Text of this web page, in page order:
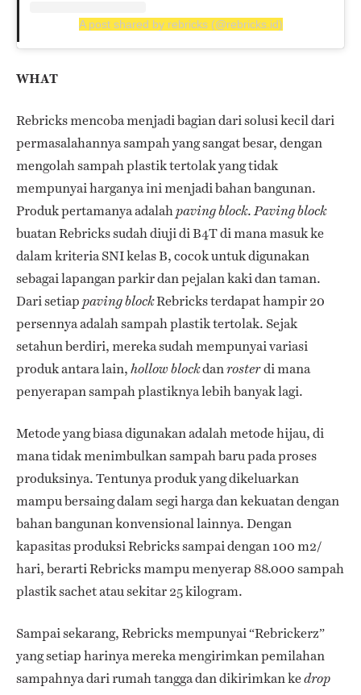
A post shared by rebricks (@rebricks.id)
WHAT
Rebricks mencoba menjadi bagian dari solusi kecil dari
permasalahannya sampah yang sangat besar, dengan
mengolah sampah plastik tertolak yang tidak
mempunyai harganya ini menjadi bahan bangunan.
Produk pertamanya adalahpaving block.Paving block
buatan Rebricks sudah diuji di B4T di mana masuk ke
dalam kriteria SNI kelas B, cocok untuk digunakan
sebagai lapangan parkir dan pejalan kaki dan taman.
Dari setiap paving blockRebricks terdapat hampir 20
persennya adalah sampah plastik tertolak. Sejak
setahun berdiri, mereka sudah mempunyai variasi
produk antara lain, hollow blockdanrosterdi mana
penyerapan sampah plastiknya lebih banyak lagi.
Metode yang biasa digunakan adalah metode hijau, di
mana tidak menimbulkan sampah baru pada proses
produksinya. Tentunya produk yang dikeluarkan
mampu bersaing dalam segi harga dan kekuatan dengan
bahan bangunan konvensional lainnya. Dengan
kapasitas produksi Rebricks sampai dengan 100 m2/
hari, berarti Rebricks mampu menyerap 88.000 sampah
plastik sachet atau sekitar 25 kilogram.
Sampai sekarang, Rebricks mempunyai “Rebrickerz”
yang setiap harinya mereka mengirimkan pemilahan
sampahnya dari rumah tangga dan dikirimkan kedrop